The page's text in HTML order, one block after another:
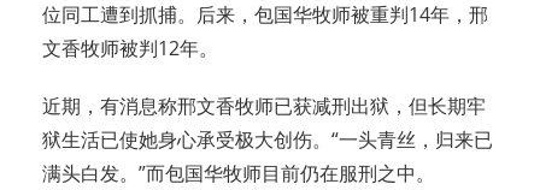
位同工遭到抓捕。后来，包国华牧师被重判14年，邢
文香牧师被判12年。
近期，有消息称邢文香牧师已获减刑出狱，但长期牢
狱生活已使她身心承受极大创伤。“一头青丝，归来已
满头白发。”而包国华牧师目前仍在服刑之中。